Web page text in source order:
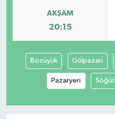
AKŞAM
20:15
Bozüyük Gölpazarı
Pazaryeri Söğüt